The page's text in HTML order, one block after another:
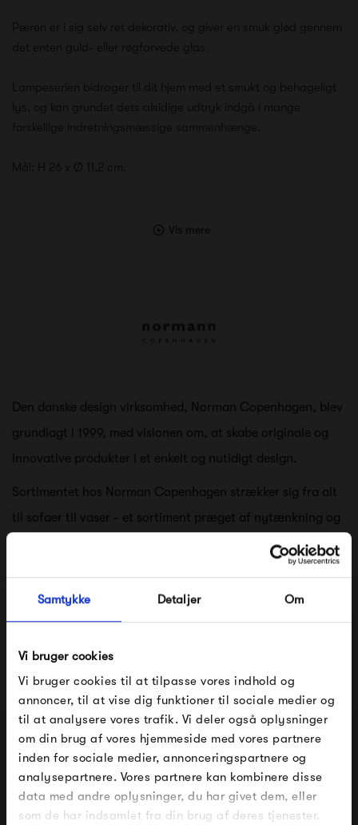
Samtykke Detaljer Om
Vi bruger cookies
Vi bruger cookies til at tilpasse vores indhold og
annoncer, til at vise dig funktioner til sociale medier og
til at analysere vores trafik. Vi deler også oplysninger
om din brug af vores hjemmeside med vores partnere
inden for sociale medier, annonceringspartnere og
analysepartnere. Vores partnere kan kombinere disse
data med andre oplysninger, du har givet dem, eller
som de har indsamlet fra din brug af deres tjenester.
Pæren er i sig selv ret dekorativ, og giver en smuk glød gennem
det enten guld- eller røgfarvede glas.
Lampeserien bidrager til dit hjem med et smukt og behageligt
lys, og kan grundet dets alsidige udtryk indgå i mange
forskellige indretningsmæssige sammenhænge.
Mål: H 26 x Ø 11,2 cm.
Vis mere
Den danske design virksomhed, Norman Copenhagen, blev
grundlagt i 1999, med visionen om, at skabe originale og
innovative produkter i et enkelt og nutidigt design.
Sortimentet hos Norman Copenhagen strækker sig fra alt
til sofaer til vaser - et sortiment præget af nytænkning og
ønsket om at skubbe til de normative ideer indenfor
Trods det, formår Normann Copenhagen at kombinere
vil følge dig gennem lang tid.
Se alle varer fra Normann Copenhagen
Produkter fra samme kategori
FÅ 10% PÅ DIN NÆSTE ORDRE
Indtast din e-mail, så sender vi rabatkoden til dig på
mail. Minimumsbeløb er 499 kr. for at indløse
rabatten.